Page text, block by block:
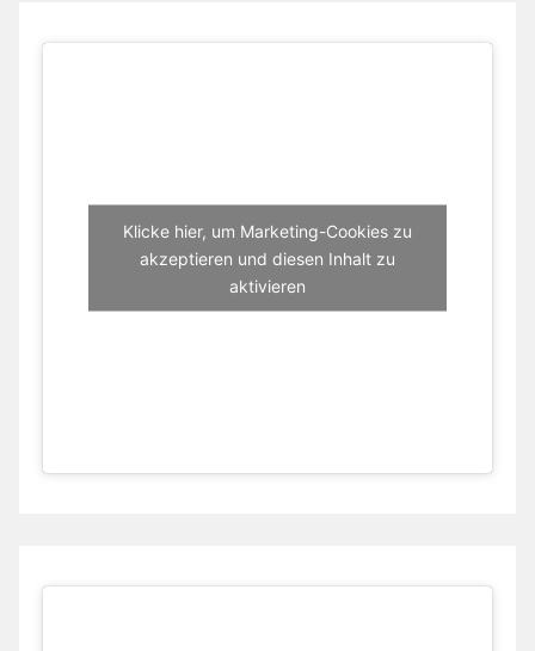
Klicke hier, um Marketing-Cookies zu
akzeptieren und diesen Inhalt zu
aktivieren